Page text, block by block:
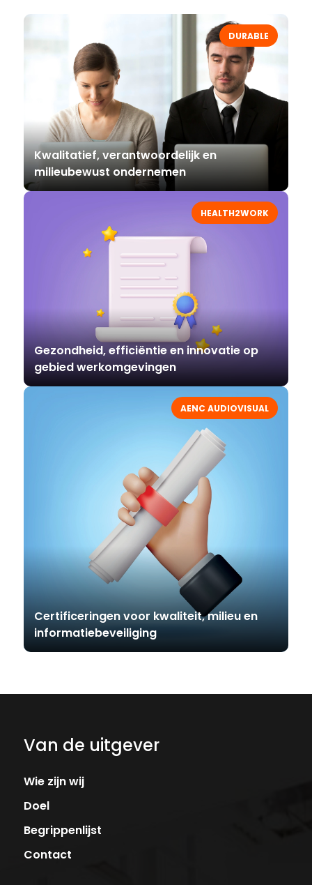
DURABLE
Kwalitatief, verantwoordelijk en
milieubewust ondernemen
HEALTH2WORK
Gezondheid, efficiëntie en innovatie op
gebied werkomgevingen
AENC AUDIOVISUAL
Certificeringen voor kwaliteit, milieu en
informatiebeveiliging
Van de uitgever
Wie zijn wij
Doel
Begrippenlijst
Contact